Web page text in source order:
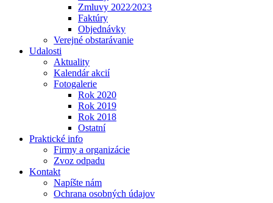
Zmluvy 2022⁄2023
Faktúry
Objednávky
Verejné obstarávanie
Udalosti
Aktuality
Kalendár akcií
Fotogalerie
Rok 2020
Rok 2019
Rok 2018
Ostatní
Praktické info
Firmy a organizácie
Zvoz odpadu
Kontakt
Napíšte nám
Ochrana osobných údajov